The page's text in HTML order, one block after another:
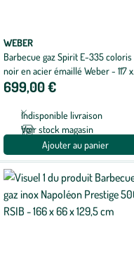
WEBER
Barbecue gaz Spirit E-335 coloris
noir en acier émaillé Weber - 117 x
67,5 cm
699,00 €
Indisponible livraison
Voir stock magasin
Ajouter au panier